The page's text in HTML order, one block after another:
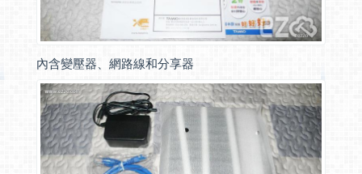
內含變壓器、網路線和分享器